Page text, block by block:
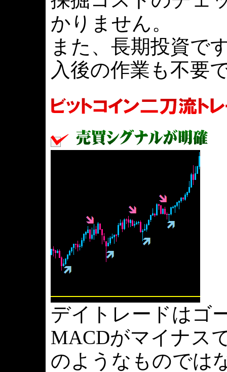
かりません。
また、長期投資で
入後の作業も不要
デイトレードはゴ
MACDがマイナス
のようなものでは